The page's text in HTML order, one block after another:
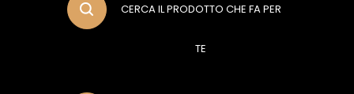
CERCA IL PRODOTTO CHE FA PER
TE